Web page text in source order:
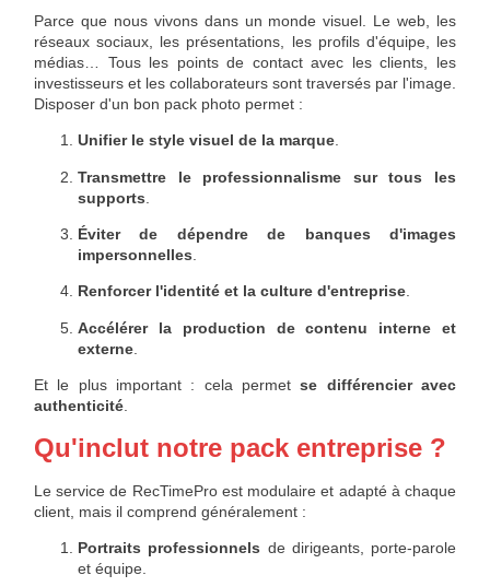
Parce que nous vivons dans un monde visuel. Le web, les
réseaux sociaux, les présentations, les profils d'équipe, les
médias… Tous les points de contact avec les clients, les
investisseurs et les collaborateurs sont traversés par l'image.
Disposer d'un bon pack photo permet :
Unifier le style visuel de la marque
Transmettre le professionnalisme sur tous les
supports
Éviter de dépendre de banques d'images
impersonnelles
Renforcer l'identité et la culture d'entreprise.
Accélérer la production de contenu interne et
externe
Et le plus important : cela permetse différencier avec
authenticité
Qu'inclut notre pack entreprise ?
Le service de RecTimePro est modulaire et adapté à chaque
client, mais il comprend généralement :
Portraits professionnels de dirigeants, porte-parole
et équipe.